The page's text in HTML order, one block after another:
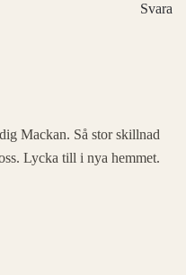
Svara
Mackan. Så stor skillnad
Lycka till i nya hemmet.